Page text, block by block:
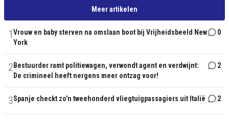
Meer artikelen
1Vrouw en baby sterven na omslaan boot bij Vrijheidsbeeld New
York
0
2 Bestuurder ramt politiewagen, verwondt agent en verdwijnt:
De crimineel heeft nergens meer ontzag voor!
2
3Spanje checkt zo'n tweehonderd vliegtuigpassagiers uit Italië 2